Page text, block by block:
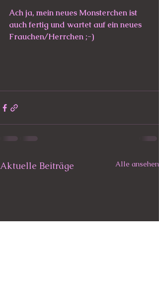
Ach ja, mein neues Monsterchen ist
auch fertig und wartet auf ein neues
Frauchen/Herrchen ;-)
Aktuelle Beiträge Alle ansehen